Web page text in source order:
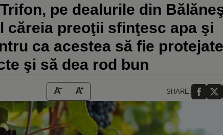
pe dealurile din
căreia preoţii sfinţesc apa şi
ca acestea să fie protejate
şi să dea rod bun
SHARE: